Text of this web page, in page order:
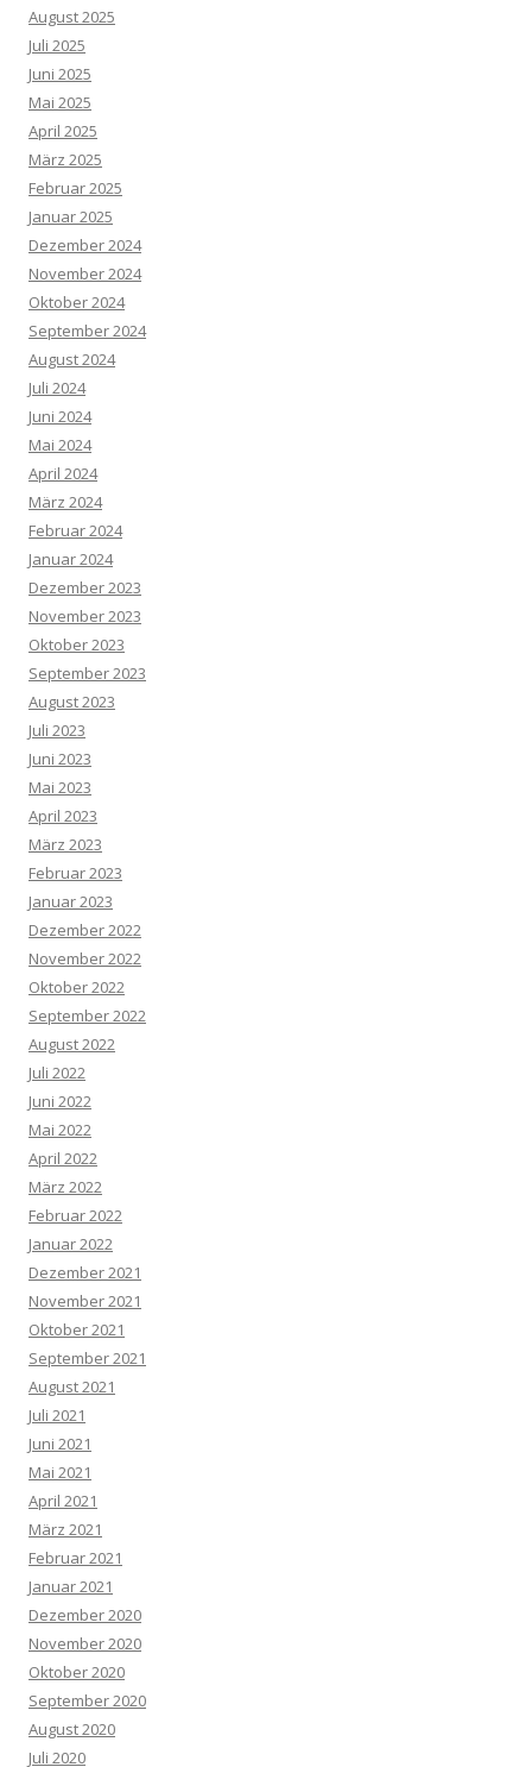
August 2025
Juli 2025
Juni 2025
Mai 2025
April 2025
März 2025
Februar 2025
Januar 2025
Dezember 2024
November 2024
Oktober 2024
September 2024
August 2024
Juli 2024
Juni 2024
Mai 2024
April 2024
März 2024
Februar 2024
Januar 2024
Dezember 2023
November 2023
Oktober 2023
September 2023
August 2023
Juli 2023
Juni 2023
Mai 2023
April 2023
März 2023
Februar 2023
Januar 2023
Dezember 2022
November 2022
Oktober 2022
September 2022
August 2022
Juli 2022
Juni 2022
Mai 2022
April 2022
März 2022
Februar 2022
Januar 2022
Dezember 2021
November 2021
Oktober 2021
September 2021
August 2021
Juli 2021
Juni 2021
Mai 2021
April 2021
März 2021
Februar 2021
Januar 2021
Dezember 2020
November 2020
Oktober 2020
September 2020
August 2020
Juli 2020